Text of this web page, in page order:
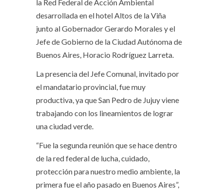
la Red Federal de Acción Ambiental
desarrollada en el hotel Altos de la Viña
junto al Gobernador Gerardo Morales y el
Jefe de Gobierno de la Ciudad Autónoma de
Buenos Aires, Horacio Rodríguez Larreta.
La presencia del Jefe Comunal, invitado por
el mandatario provincial, fue muy
productiva, ya que San Pedro de Jujuy viene
trabajando con los lineamientos de lograr
una ciudad verde.
“Fue la segunda reunión que se hace dentro
de la red federal de lucha, cuidado,
protección para nuestro medio ambiente, la
primera fue el año pasado en Buenos Aires”,